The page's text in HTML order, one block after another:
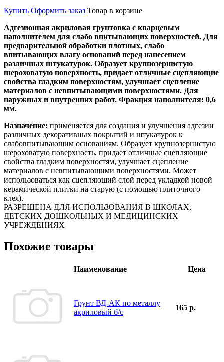
Купить Оформить заказ Товар в корзине
Адгезионная акриловая грунтовка с кварцевым
наполнителем для слабо впитывающих поверхностей. Для
предварительной обработки плотных, слабо
впитывающих влагу оснований перед нанесением
различных штукатурок. Образует крупнозернистую
шероховатую поверхность, придает отличные сцепляющие
свойства гладким поверхностям, улучшает сцепление
материалов с невпитывающими поверхностями. Для
наружных и внутренних работ. Фракция наполнителя: 0,6
мм.
Назначение: применяется для создания и улучшения адгезии
различных декоративных покрытий и штукатурок к
слабовпитывающим основаниям. Образует крупнозернистую
шероховатую поверхность, придает отличные сцепляющие
свойства гладким поверхностям, улучшает сцепление
материалов с невпитывающими поверхностями. Может
использоваться как сцепляющий слой перед укладкой новой
керамической плитки на старую (с помощью плиточного
клея).
РАЗРЕШЕНА ДЛЯ ИСПОЛЬЗОВАНИЯ В ШКОЛАХ,
ДЕТСКИХ ДОШКОЛЬНЫХ И МЕДИЦИНСКИХ
УЧРЕЖДЕНИЯХ
Похожие товары
Наименование Цена
Грунт ВД-АК по металлу
акриловый б/с
165 р.